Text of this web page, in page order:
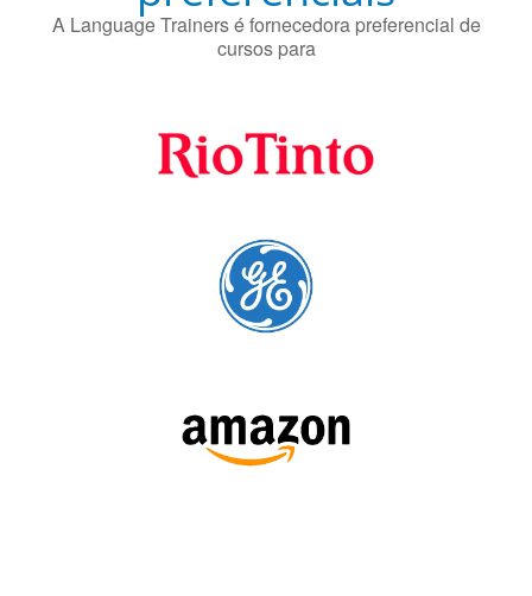
preferenciais
A Language Trainers é fornecedora preferencial de